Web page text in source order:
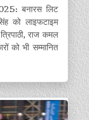
बनारस लिट
को लाइफटाइम
राज कमल
को भी सम्मानित